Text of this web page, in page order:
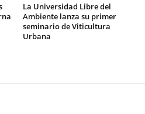
La Universidad Libre del
Ambiente lanza su primer
seminario de Viticultura
Urbana